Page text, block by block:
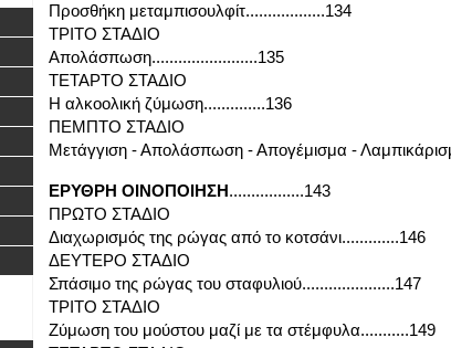
Προσθήκη μεταμπισουλφίτ..................134
ΤΡΙΤΟ ΣΤΑΔΙΟ
Απολάσπωση........................135
ΤΕΤΑΡΤΟ ΣΤΑΔΙΟ
Η αλκοολική ζύμωση..............136
ΠΕΜΠΤΟ ΣΤΑΔΙΟ
Μετάγγιση - Απολάσπωση - Απογέμισμα -
ΕΡΥΘΡΗ ΟΙΝΟΠΟΙΗΣΗ.................143
ΠΡΩΤΟ ΣΤΑΔΙΟ
Διαχωρισμός της ρώγας από το κοτσάνι.............146
ΔΕΥΤΕΡΟ ΣΤΑΔΙΟ
Σπάσιμο της ρώγας του σταφυλιού.....................147
ΤΡΙΤΟ ΣΤΑΔΙΟ
Ζύμωση του μούστου μαζί με τα στέμφυλα...........149